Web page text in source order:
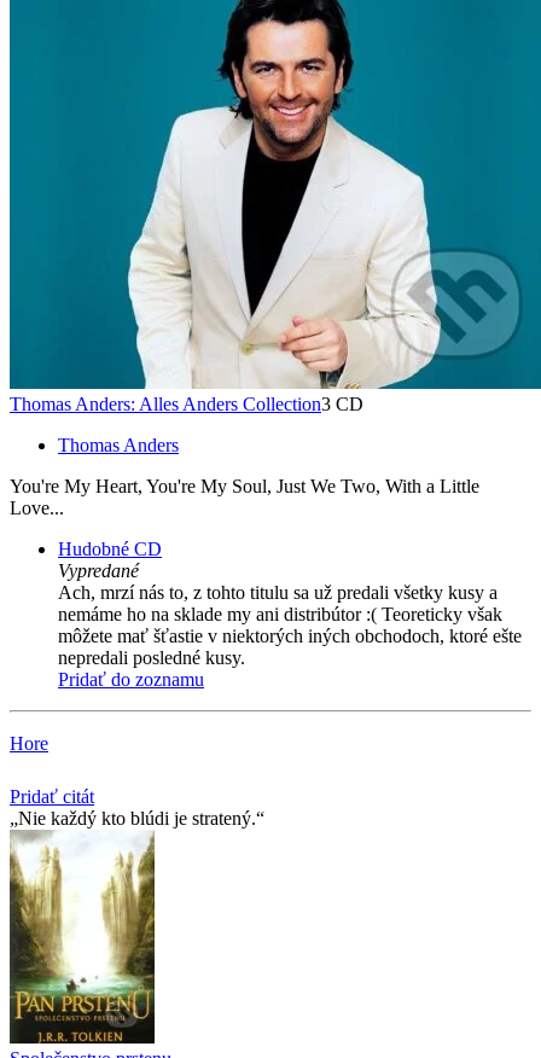
Thomas Anders: Alles Anders Collection3 CD
Thomas Anders
You're My Heart, You're My Soul, Just We Two, With a Little
Love...
Hudobné CD
Vypredané
Ach, mrzí nás to, z tohto titulu sa už predali všetky kusy a
nemáme ho na sklade my ani distribútor :( Teoreticky však
môžete mať šťastie v niektorých iných obchodoch, ktoré ešte
nepredali posledné kusy.
Pridať do zoznamu
Hore
Pridať citát
Nie každý kto blúdi je stratený.